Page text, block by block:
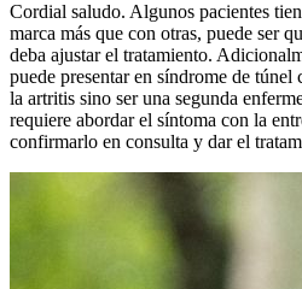
Cordial saludo. Algunos pacientes
marca más que con otras, puede ser
deba ajustar el tratamiento.
puede presentar en síndrome de túnel
la artritis sino ser una segunda
requiere abordar el síntoma con la
confirmarlo en consulta y dar el